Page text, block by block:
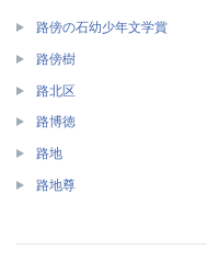
路傍の石幼少年文学賞
路傍樹
路北区
路博徳
路地
路地尊